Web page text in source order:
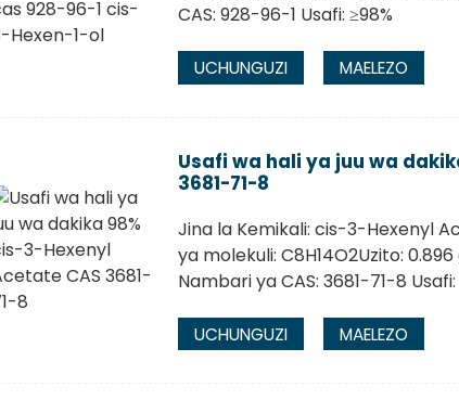
CAS: 928-96-1 Usafi: ≥98%
UCHUNGUZI MAELEZO
Usafi wa hali ya juu wa
3681-71-8
Jina la Kemikali: cis-3-Hexenyl
ya molekuli: C8H14O2Uzito:
Nambari ya CAS: 3681-71-8 Usafi:
UCHUNGUZI MAELEZO